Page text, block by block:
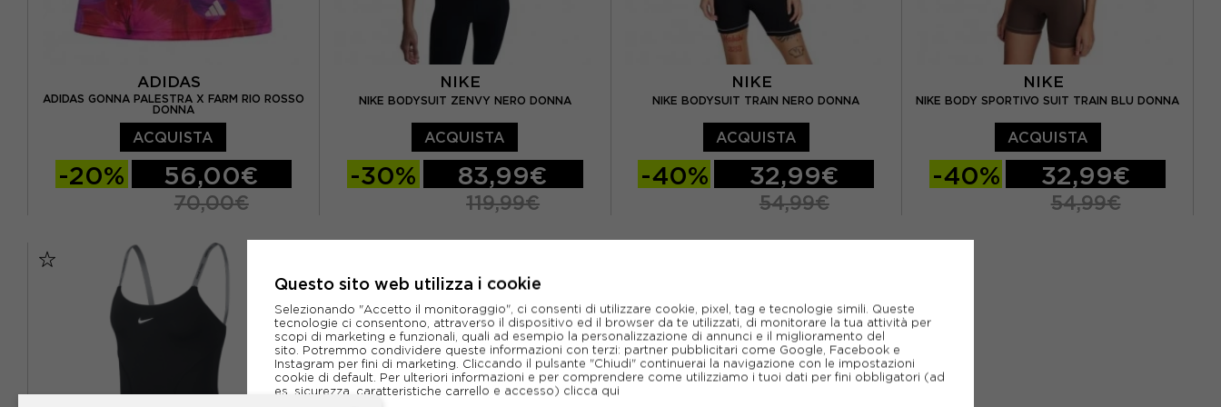
ADIDAS
ADIDAS GONNA PALESTRA X FARM RIO ROSSO
DONNA
ACQUISTA
-20% 56,00€
70,00€
NIKE
NIKE BODYSUIT ZENVY NERO DONNA
ACQUISTA
-30% 83,99€
119,99€
NIKE
NIKE BODYSUIT TRAIN NERO DONNA
ACQUISTA
-40% 32,99€
54,99€
NIKE
NIKE BODY SPORTIVO SUIT TRAIN BLU DONNA
ACQUISTA
-40% 32,99€
54,99€
Questo sito web utilizza i cookie
Selezionando "Accetto il monitoraggio", ci consenti di utilizzare cookie, pixel, tag e tecnologie simili. Queste
tecnologie ci consentono, attraverso il dispositivo ed il browser da te utilizzati, di monitorare la tua attività per
scopi di marketing e funzionali, quali ad esempio la personalizzazione di annunci e il miglioramento del
sito. Potremmo condividere queste informazioni con terzi: partner pubblicitari come Google, Facebook e
Instagram per fini di marketing. Cliccando il pulsante "Chiudi" continuerai la navigazione con le impostazioni
cookie di default. Per ulteriori informazioni e per comprendere come utilizziamo i tuoi dati per fini obbligatori (ad
es. sicurezza, caratteristiche carrello e accesso) clicca qui